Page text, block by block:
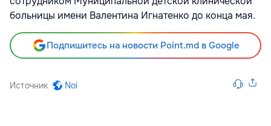
больницы имени Валентина Игнатенко до конца мая.
Подпишитесь на новости Point.md в Google
Источник Noi